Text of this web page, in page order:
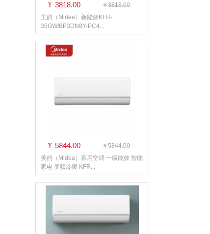
¥ 3818.00
￥3818.00
美的（Midea）新能效KFR-
35GW/BP3DN8Y-PC4...
¥ 5844.00
￥5844.00
美的（Midea）家用空调 一级能效 智能
家电 变频冷暖 KFR...